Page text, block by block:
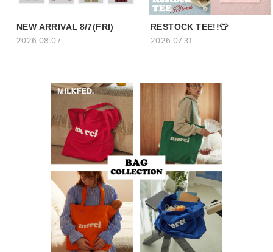
NEW ARRIVAL 8/7(FRI)
2026.08.07
RESTOCK TEE!!👕
2026.07.31